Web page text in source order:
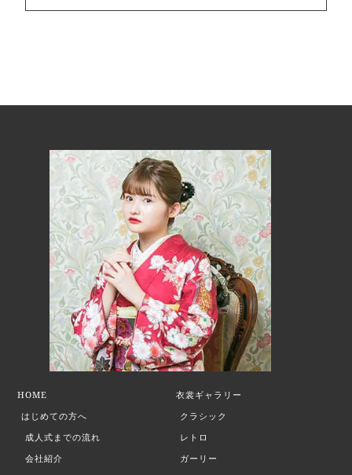
HOME
はじめての方へ
成人式までの流れ
会社紹介
衣裳ギャラリー
クラシック
レトロ
ガーリー